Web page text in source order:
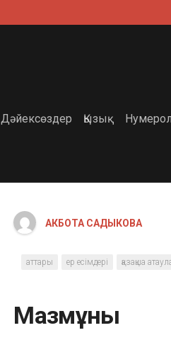
Дәйексөздер Қызық
АКБОТА САДЫКОВА
аттары ер есімдері қазақша
Мазмұны